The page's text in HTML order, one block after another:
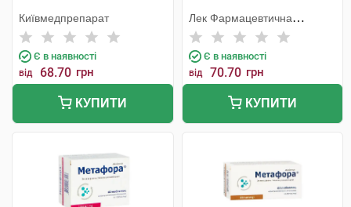
Київмедпрепарат
Є в наявності
від 68.70 грн
КУПИТИ
Лек Фармацевтична
компанія
Є в наявності
від 70.70 грн
КУПИТИ